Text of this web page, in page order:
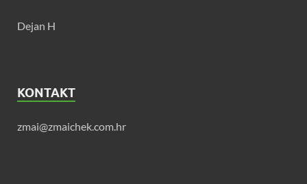
Dejan H
KONTAKT
zmai@zmaichek.com.hr